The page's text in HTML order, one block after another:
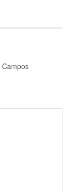
Campos